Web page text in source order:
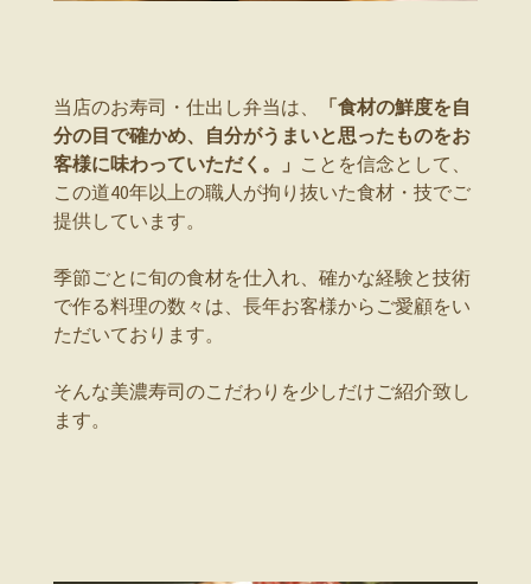
当店のお寿司・仕出し弁当は、
「食材の鮮度を自
分の目で確かめ、自分がうまいと思ったものをお
客様に味わっていただく。」 ことを信念として、
この道40年以上の職人が拘り抜いた食材・技でご
提供しています。
季節ごとに旬の食材を仕入れ、確かな経験と技術
で作る料理の数々は、長年お客様からご愛顧をい
ただいております。
そんな美濃寿司のこだわりを少しだけご紹介致し
ます。